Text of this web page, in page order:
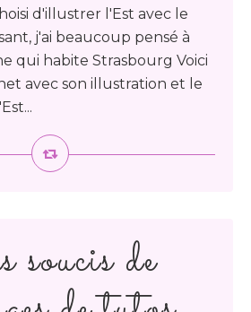
d'illustrer l'Est avec le
j'ai beaucoup pensé à
qui habite Strasbourg Voici
avec son illustration et le
soucis de